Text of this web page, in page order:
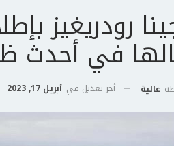
رودريغيز
في أحدث
عالية أخر تعديل في أبريل 17, 2023